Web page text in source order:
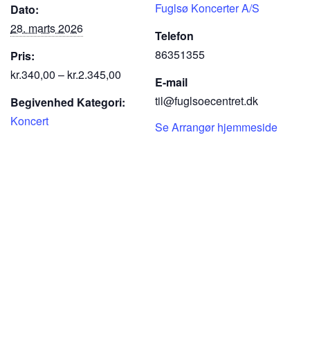
Dato:
28. marts 2026
Pris:
kr.340,00 – kr.2.345,00
Begivenhed Kategori:
Koncert
Fuglsø Koncerter A/S
Telefon
86351355
E-mail
til@fuglsoecentret.dk
Se Arrangør hjemmeside